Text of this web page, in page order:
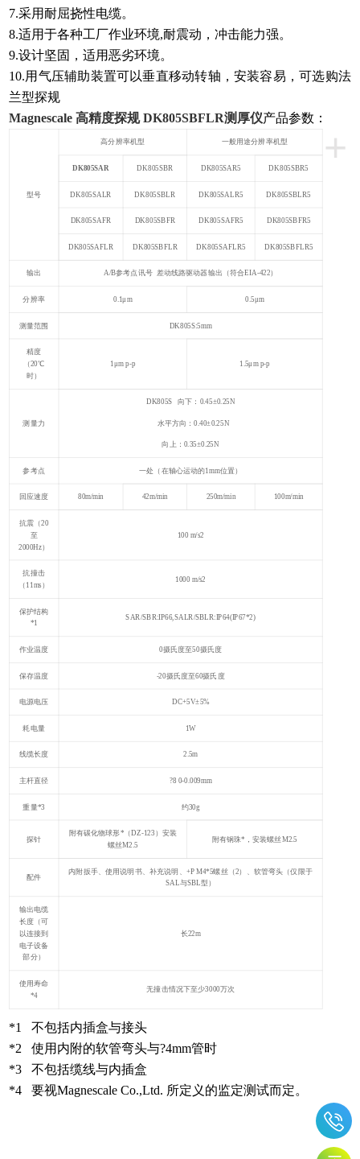
7.采用耐屈挠性电缆。
8.适用于各种工厂作业环境,耐震动，冲击能力强。
9.设计坚固，适用恶劣环境。
10.用气压辅助装置可以垂直移动转轴，安装容易，可选购法
兰型探规
Magnescale 高精度探规DK805SBFLR测厚仪产品参数：
+
型号
高分辨率机型 一般用途分辨率机型
DK805SAR DK805SBR DK805SAR5 DK805SBR5
DK805SALR DK805SBLR DK805SALR5 DK805SBLR5
DK805SAFR DK805SBFR DK805SAFR5 DK805SBFR5
DK805SAFLR DK805SBFLR DK805SAFLR5 DK805SBFLR5
输出 A/B参考点讯号 差动线路驱动器输出（符合EIA-422）
分辨率 0.1μm 0.5μm
测量范围 DK805S:5mm
精度
（20℃
时）
1μm p-p 1.5μm p-p
测量力
DK805S 向下：0.45±0.25N
水平方向：0.40±0.25N
向上：0.35±0.25N
参考点 一处（在轴心运动的1mm位置）
回应速度 80m/min 42m/min 250m/min 100m/min
抗震（20
至
2000Hz）
100 m/s2
抗撞击
（11ms）
1000 m/s2
保护结构
*1
SAR/SBR:IP66,SALR/SBLR:IP64(IP67*2)
作业温度 0摄氏度至50摄氏度
保存温度 -20摄氏度至60摄氏度
电源电压 DC+5V±5%
耗电量 1W
线缆长度 2.5m
主杆直径 ?8 0-0.009mm
重量*3 约30g
探针
附有碳化物球形*（DZ-123）安装
螺丝M2.5
附有钢珠*，安装螺丝M2.5
配件
内附扳手、使用说明书、补充说明、+P M4*5螺丝（2）、软管弯头（仅限于
SAL与SBL型）
输出电缆
长度（可
以连接到
电子设备
部分）
长22m
使用寿命
*4
无撞击情况下至少3000万次
*1 不包括内插盒与接头
*2 使用内附的软管弯头与?4mm管时
*3 不包括缆线与内插盒
*4 要视Magnescale Co.,Ltd. 所定义的监定测试而定。